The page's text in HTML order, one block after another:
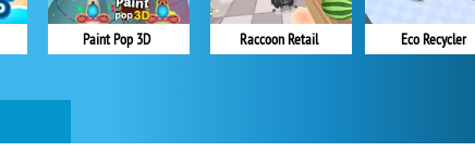
Eco Recycler
Paint Pop 3D Raccoon Retail